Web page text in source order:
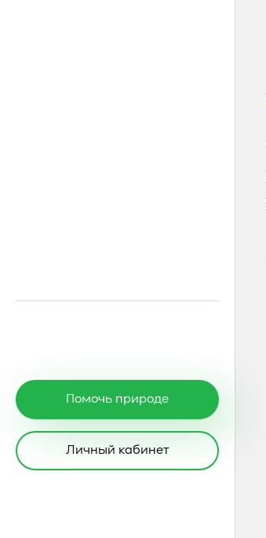
Помочь природе
Личный кабинет